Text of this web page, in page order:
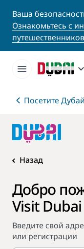
Ваша
Ознакомьтесь с
путешественников
Посетите Дубай
Назад
Добро
Visit Dubai
Введите свой
или регистрации